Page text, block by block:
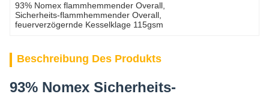
93% Nomex flammhemmender Overall
Sicherheits-flammhemmender Overall
feuerverzögernde Kesselklage 115gsm
Beschreibung Des Produkts
93% Nomex Sicherheits-